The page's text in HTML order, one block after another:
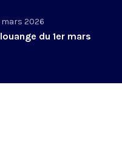
mars 2026
du 1er mars